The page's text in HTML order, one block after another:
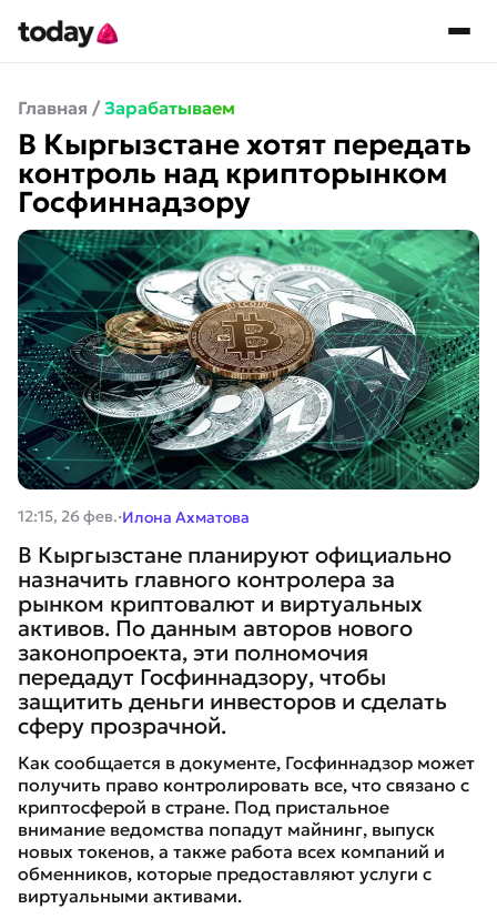
Главная / Зарабатываем
В Кыргызстане хотят передать
контроль над крипторынком
Госфиннадзору
12:15, 26 фев.·Илона Ахматова
В Кыргызстане планируют официально
назначить главного контролера за
рынком криптовалют и виртуальных
активов. По данным авторов нового
законопроекта, эти полномочия
передадут Госфиннадзору, чтобы
защитить деньги инвесторов и сделать
сферу прозрачной.
Как сообщается в документе, Госфиннадзор может
получить право контролировать все, что связано с
криптосферой в стране. Под пристальное
внимание ведомства попадут майнинг, выпуск
новых токенов, а также работа всех компаний и
обменников, которые предоставляют услуги с
виртуальными активами.